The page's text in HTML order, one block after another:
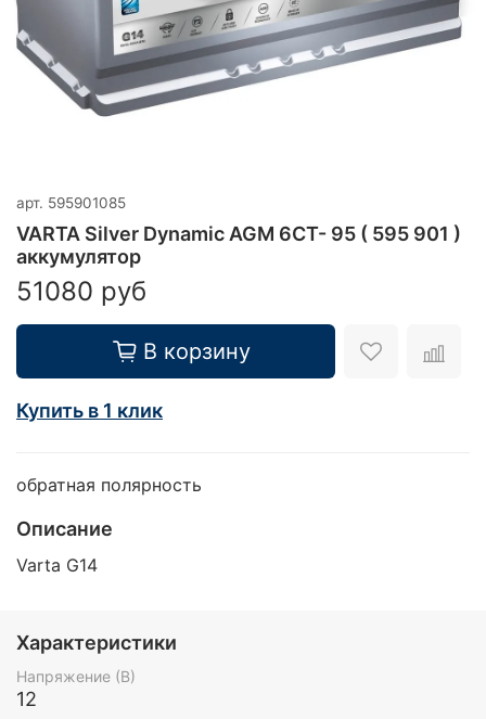
арт. 595901085
VARTA Silver Dynamic AGM 6CT- 95 ( 595 901 )
аккумулятор
51080 руб
В корзину
Купить в 1 клик
обратная полярность
Описание
Varta G14
Характеристики
Напряжение (В)
12